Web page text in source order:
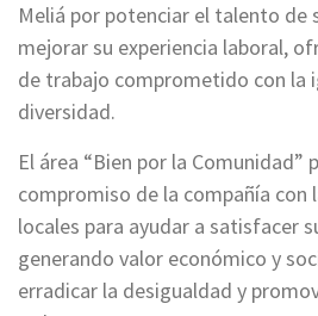
Meliá por potenciar el talento de
mejorar su experiencia laboral,
de trabajo comprometido con la
diversidad.
El área “Bien por la Comunidad”
compromiso de la compañía con
locales para ayudar a satisfacer
generando valor económico y
erradicar la desigualdad y